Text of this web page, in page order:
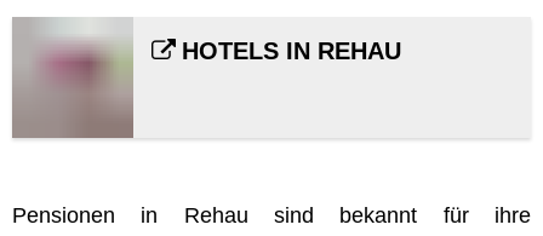
HOTELS IN REHAU
Pensionen in Rehau sind bekannt für ihre